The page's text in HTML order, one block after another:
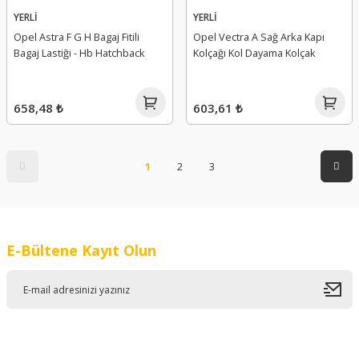
YERLİ
Opel Astra F G H Bagaj Fitili
Bagaj Lastiği - Hb Hatchback
658,48 ₺
YERLİ
Opel Vectra A Sağ Arka Kapı
Kolçağı Kol Dayama Kolçak
603,61 ₺
1 2 3
E-Bültene Kayıt Olun